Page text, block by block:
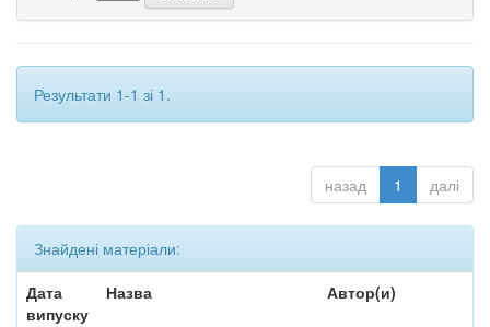
Результати 1-1 зі 1.
назад 1 далі
Знайдені матеріали:
Дата
випуску
Назва Автор(и)